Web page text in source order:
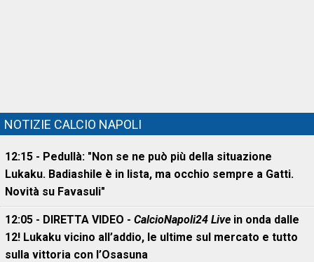
NOTIZIE CALCIO NAPOLI
12:15 - Pedullà: "Non se ne può più della situazione
Lukaku. Badiashile è in lista, ma occhio sempre a Gatti.
Novità su Favasuli"
12:05 - DIRETTA VIDEO - CalcioNapoli24 Live in onda dalle
12! Lukaku vicino all’addio, le ultime sul mercato e tutto
sulla vittoria con l’Osasuna